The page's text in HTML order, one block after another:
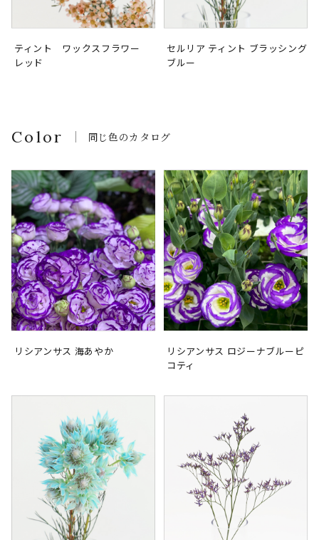
ティント ワックスフラワー
レッド
セルリア ティント ブラッシング
ブルー
Color 同じ色のカタログ
リシアンサス 海あやか
リシアンサス ロジーナブルーピ
コティ